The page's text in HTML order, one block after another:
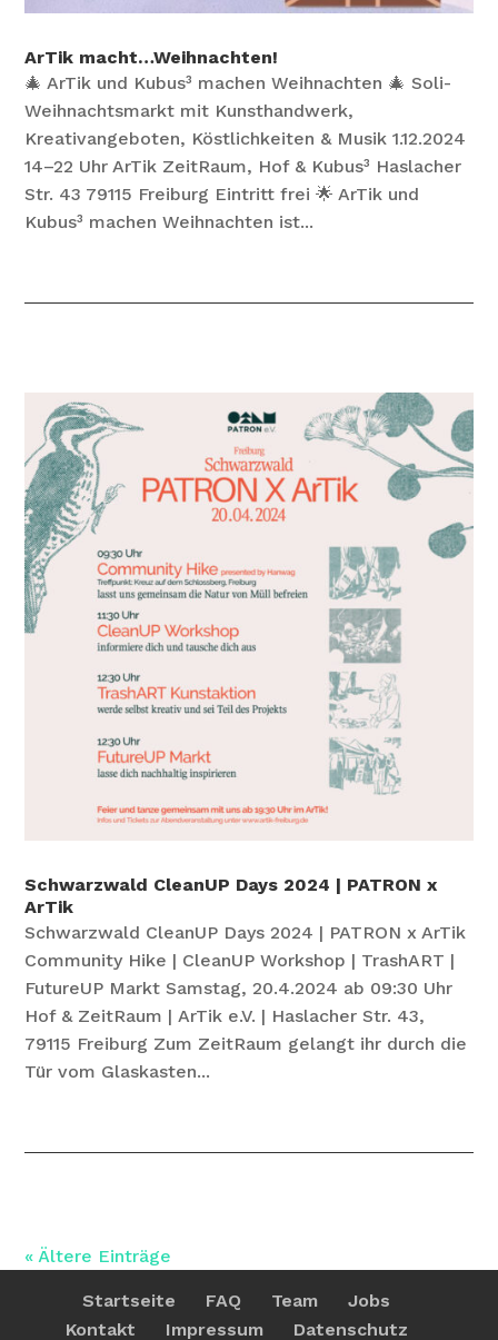
ArTik macht…Weihnachten!
🎄 ArTik und Kubus³ machen Weihnachten 🎄 Soli-
Weihnachtsmarkt mit Kunsthandwerk,
Kreativangeboten, Köstlichkeiten & Musik 1.12.2024
14–22 Uhr ArTik ZeitRaum, Hof & Kubus³ Haslacher
Str. 43 79115 Freiburg Eintritt frei 🌟 ArTik und
Kubus³ machen Weihnachten ist...
Schwarzwald CleanUP Days 2024 | PATRON x
ArTik
Schwarzwald CleanUP Days 2024 | PATRON x ArTik
Community Hike | CleanUP Workshop | TrashART |
FutureUP Markt Samstag, 20.4.2024 ab 09:30 Uhr
Hof & ZeitRaum | ArTik e.V. | Haslacher Str. 43,
79115 Freiburg Zum ZeitRaum gelangt ihr durch die
Tür vom Glaskasten...
« Ältere Einträge
Startseite FAQ Team
Jobs
Kontakt
Impressum Datenschutz